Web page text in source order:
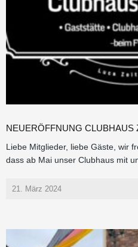
NEUERÖFFNUNG CLUBHAUS
Liebe Mitglieder, liebe Gäste, wir
dass ab Mai unser Clubhaus mit
21. März 2024